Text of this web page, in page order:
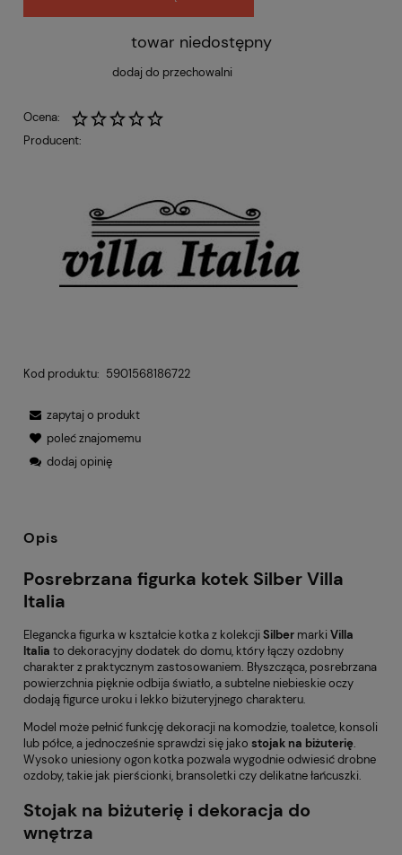
towar niedostępny
dodaj do przechowalni
Ocena:
Producent:
Kod produktu: 5901568186722
zapytaj o produkt
poleć znajomemu
dodaj opinię
Opis
Posrebrzana figurka kotek Silber Villa
Italia
Elegancka figurka w kształcie kotka z kolekcji Silber marki Villa
Italia to dekoracyjny dodatek do domu, który łączy ozdobny
charakter z praktycznym zastosowaniem. Błyszcząca, posrebrzana
powierzchnia pięknie odbija światło, a subtelne niebieskie oczy
dodają figurce uroku i lekko biżuteryjnego charakteru.
Model może pełnić funkcję dekoracji na komodzie, toaletce, konsoli
lub półce, a jednocześnie sprawdzi się jako stojak na biżuterię.
Wysoko uniesiony ogon kotka pozwala wygodnie odwiesić drobne
ozdoby, takie jak pierścionki, bransoletki czy delikatne łańcuszki.
Stojak na biżuterię i dekoracja do
wnętrza